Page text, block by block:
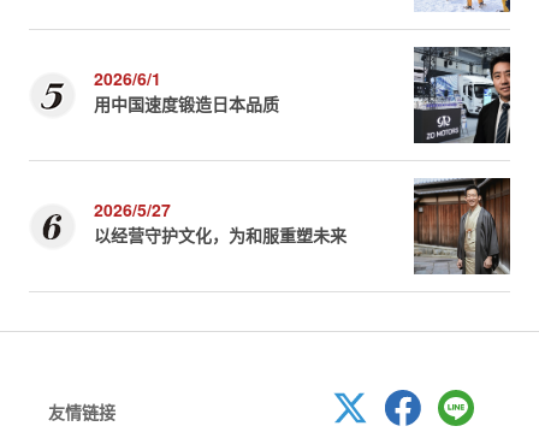
2026/6/1
用中国速度锻造日本品质
2026/5/27
以经营守护文化，为和服重塑未来
友情链接